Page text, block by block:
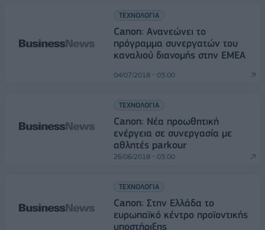
ΤΕΧΝΟΛΟΓΙΑ
Canon: Ανανεώνει το
πρόγραμμα συνεργατών του
καναλιού διανομής στην ΕΜΕΑ
04/07/2018 - 03:00
ΤΕΧΝΟΛΟΓΙΑ
Canon: Νέα προωθητική
ενέργεια σε συνεργασία με
αθλητές parkour
26/06/2018 - 03:00
ΤΕΧΝΟΛΟΓΙΑ
Canon: Στην Ελλάδα το
ευρωπαϊκό κέντρο προϊοντικής
υποστήριξης